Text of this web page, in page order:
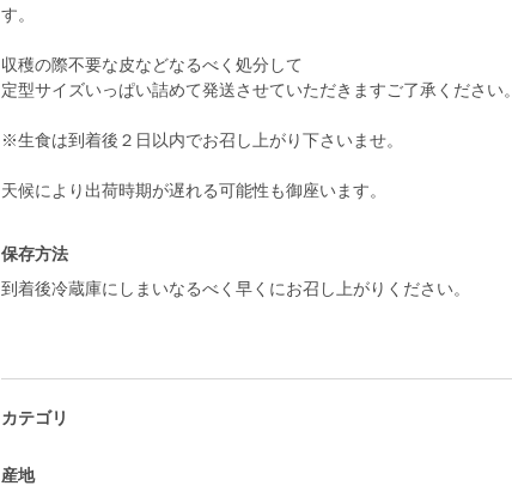
す。
収穫の際不要な皮などなるべく処分して
定型サイズいっぱい詰めて発送させていただきますご了承ください。
※生食は到着後２日以内でお召し上がり下さいませ。
天候により出荷時期が遅れる可能性も御座います。
保存方法
到着後冷蔵庫にしまいなるべく早くにお召し上がりください。
カテゴリ
産地